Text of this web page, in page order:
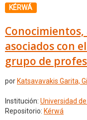
KÉRWÁ
asociados con
grupo de
por Katsavavakis Garita,
Institución: Universidad
Repositorio: Kérwá